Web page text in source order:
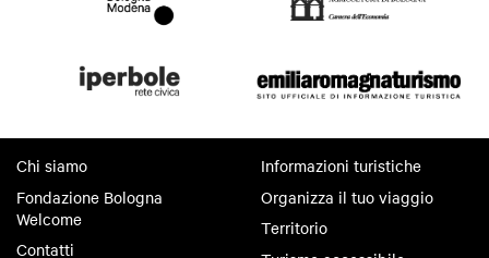
Chi siamo
Fondazione Bologna
Welcome
Contatti
Informazioni turistiche
Organizza il tuo viaggio
Territorio